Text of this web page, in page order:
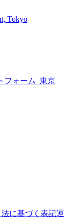
Tokyo
フォーム_東京
に基づく表記運